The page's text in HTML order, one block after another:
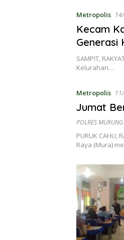
Metropolis
Kecam
Generasi
SAMPIT,
Kelurahan…
Metropolis
Jumat
POLRES MURUNG
PURUK
Raya (Mura)